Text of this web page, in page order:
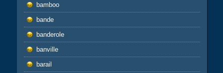
bamboo
bande
banderole
banville
barail